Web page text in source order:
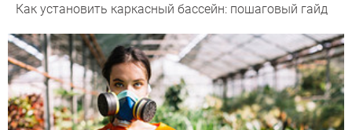
Как установить каркасный бассейн: пошаговый гайд